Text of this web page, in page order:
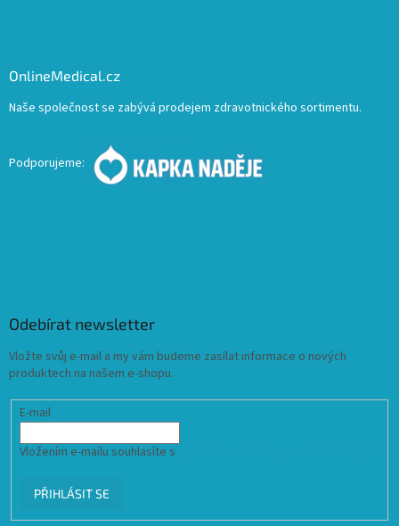
OnlineMedical.cz
Naše společnost se zabývá prodejem zdravotnického sortimentu.
Podporujeme:
Odebírat newsletter
Vložte svůj e-mail a my vám budeme zasílat informace o nových
produktech na našem e-shopu.
E-mail
Vložením e-mailu souhlasíte s
PŘIHLÁSIT SE